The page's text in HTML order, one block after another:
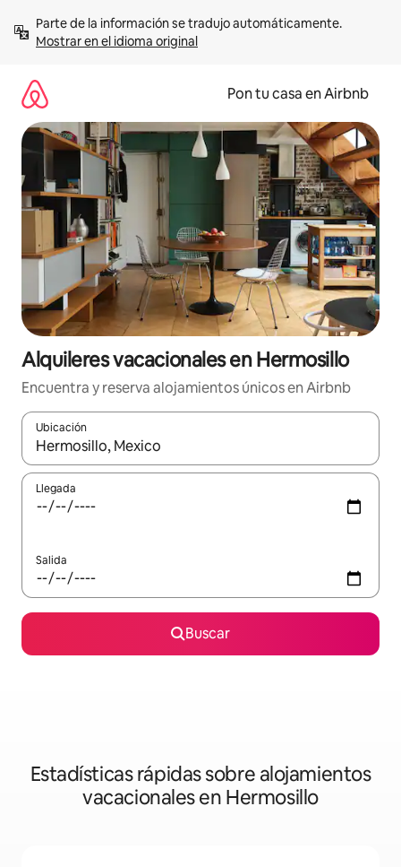
contenidoMostrar en el idioma original
Pon tu casa en Airbnb
Alquileres vacacionales en Hermosillo
Encuentra y reserva alojamientos únicos en Airbnb
Ubicación
Cuando los resultados estén disponibles, navega con las
Llegada
Salida
Buscar
Estadísticas rápidas sobre alojamientos
vacacionales en Hermosillo